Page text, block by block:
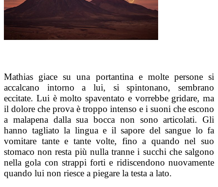
Mathias giace su una portantina e molte persone si
accalcano intorno a lui, si spintonano, sembrano
eccitate. Lui è molto spaventato e vorrebbe gridare, ma
il dolore che prova è troppo intenso e i suoni che escono
a malapena dalla sua bocca non sono articolati. Gli
hanno tagliato la lingua e il sapore del sangue lo fa
vomitare tante e tante volte, fino a quando nel suo
stomaco non resta più nulla tranne i succhi che salgono
nella gola con strappi forti e ridiscendono nuovamente
quando lui non riesce a piegare la testa a lato.